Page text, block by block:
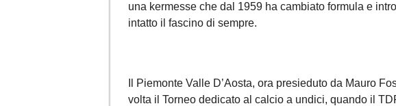
una kermesse che dal 1959 ha cambiato formula e
intatto il fascino di sempre.
Il Piemonte Valle D’Aosta, ora presieduto da Mauro
volta il Torneo dedicato al calcio a undici, quando il